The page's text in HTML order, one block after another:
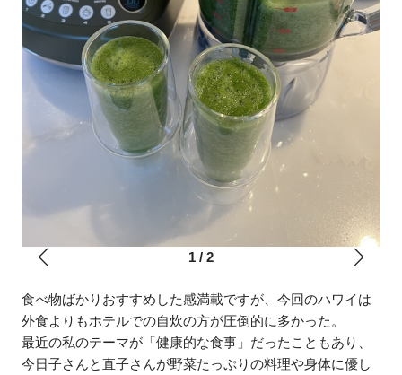
1/ 2
食べ物ばかりおすすめした感満載ですが、今回のハワイは
外食よりもホテルでの自炊の方が圧倒的に多かった。
最近の私のテーマが「健康的な食事」だったこともあり、
今日子さんと直子さんが野菜たっぷりの料理や身体に優し